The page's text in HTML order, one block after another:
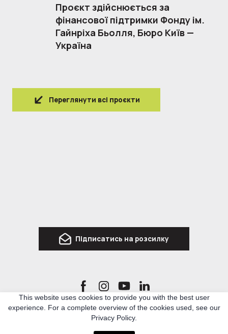
Проєкт здійснюється за
фінансової підтримки Фонду ім.
Гайнріха Бьолля, Бюро Київ —
Україна
Переглянути всі проєкти
Підписатись на розсилку
Ro3kvit Urban Coalition for Ukraine is a network of Ukrainian and international experts
in architecture, urban planning and related topics, who united to develop knowledge
This website uses cookies to provide you with the best user
experience. For a complete overview of the cookies used, see our
Privacy Policy.